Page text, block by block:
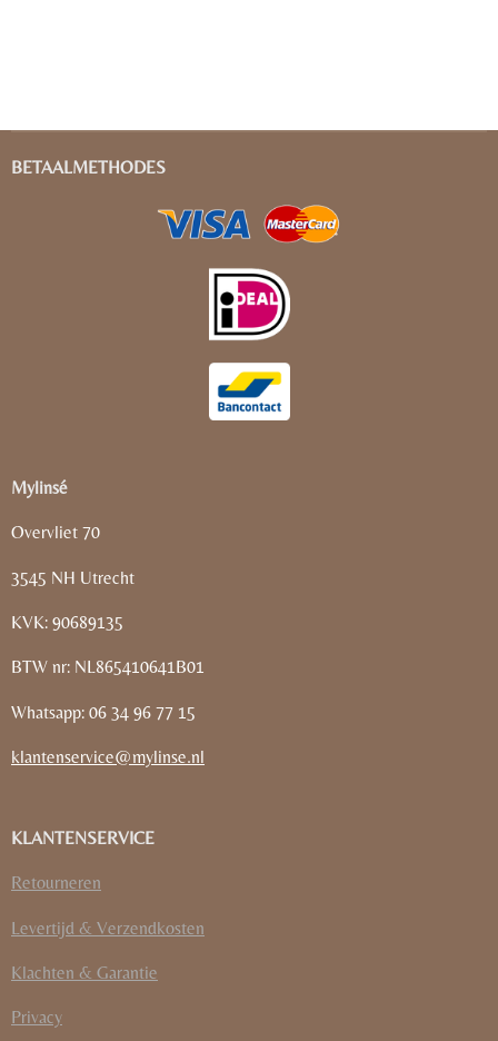
BETAALMETHODES
Mylinsé
Overvliet 70
3545 NH Utrecht
KVK: 90689135
BTW nr: NL865410641B01
Whatsapp: 06 34 96 77 15
klantenservice@mylinse.nl
KLANTENSERVICE
Retourneren
Levertijd & Verzendkosten
Klachten & Garantie
Privacy